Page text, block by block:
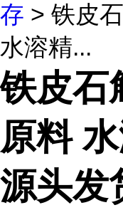
存 > 铁皮
水溶精...
铁皮石
原料
源头发